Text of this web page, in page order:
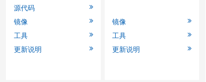
源代码
镜像
工具
更新说明
镜像
工具
更新说明